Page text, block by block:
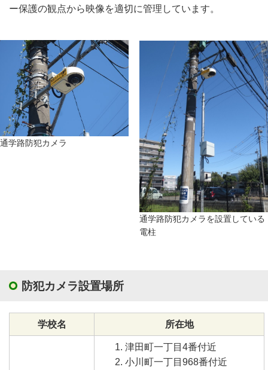
ー保護の観点から映像を適切に管理しています。
通学路防犯カメラ
通学路防犯カメラを設置している
電柱
防犯カメラ設置場所
学校名 所在地
津田町一丁目4番付近
小川町一丁目968番付近